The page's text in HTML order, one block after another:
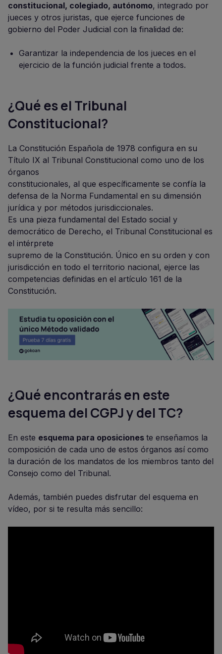
constitucional, colegiado, autónomo, integrado por
jueces y otros juristas, que ejerce funciones de
gobierno del Poder Judicial con la finalidad de:
Garantizar la independencia de los jueces en el
ejercicio de la función judicial frente a todos.
¿Qué es el Tribunal
Constitucional?
La Constitución Española de 1978 configura en su
Título IX al Tribunal Constitucional como uno de los
órganos
constitucionales, al que específicamente se confía la
defensa de la Norma Fundamental en su dimensión
jurídica y por métodos jurisdiccionales.
Es una pieza fundamental del Estado social y
democrático de Derecho, el Tribunal Constitucional es
el intérprete
supremo de la Constitución. Único en su orden y con
jurisdicción en todo el territorio nacional, ejerce las
competencias definidas en el artículo 161 de la
Constitución.
¿Qué encontrarás en este
esquema del CGPJ y del TC?
En este esquema para oposiciones te enseñamos la
composición de cada uno de estos órganos así como
la duración de los mandatos de los miembros tanto del
Consejo como del Tribunal.
Además, también puedes disfrutar del esquema en
vídeo, por si te resulta más sencillo: